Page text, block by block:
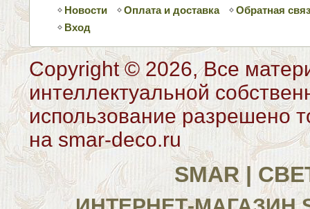
Новости Оплата и доставка
Обратная
Вход
Copyright © 2026, Все
интеллектуальной
использование разрешено
на smar-deco.ru
SMAR |